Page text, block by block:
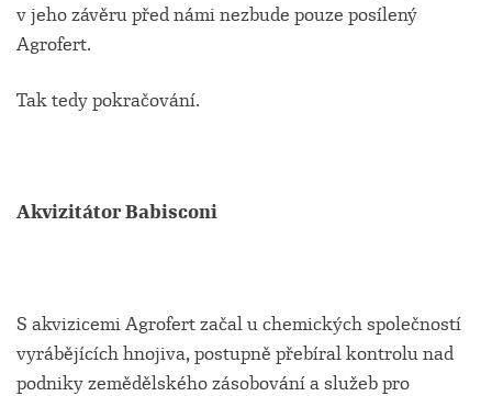
v jeho závěru před námi nezbude pouze posílený
Agrofert.
Tak tedy pokračování.
Akvizitátor Babisconi
S akvizicemi Agrofert začal u chemických společností
vyrábějících hnojiva, postupně přebíral kontrolu nad
podniky zemědělského zásobování a služeb pro